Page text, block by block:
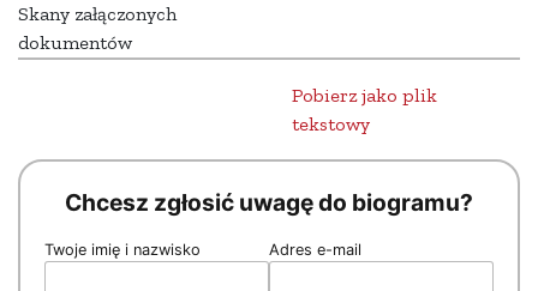
Skany załączonych
dokumentów
Pobierz jako plik
tekstowy
Chcesz zgłosić uwagę do biogramu?
Twoje imię i nazwisko Adres e-mail